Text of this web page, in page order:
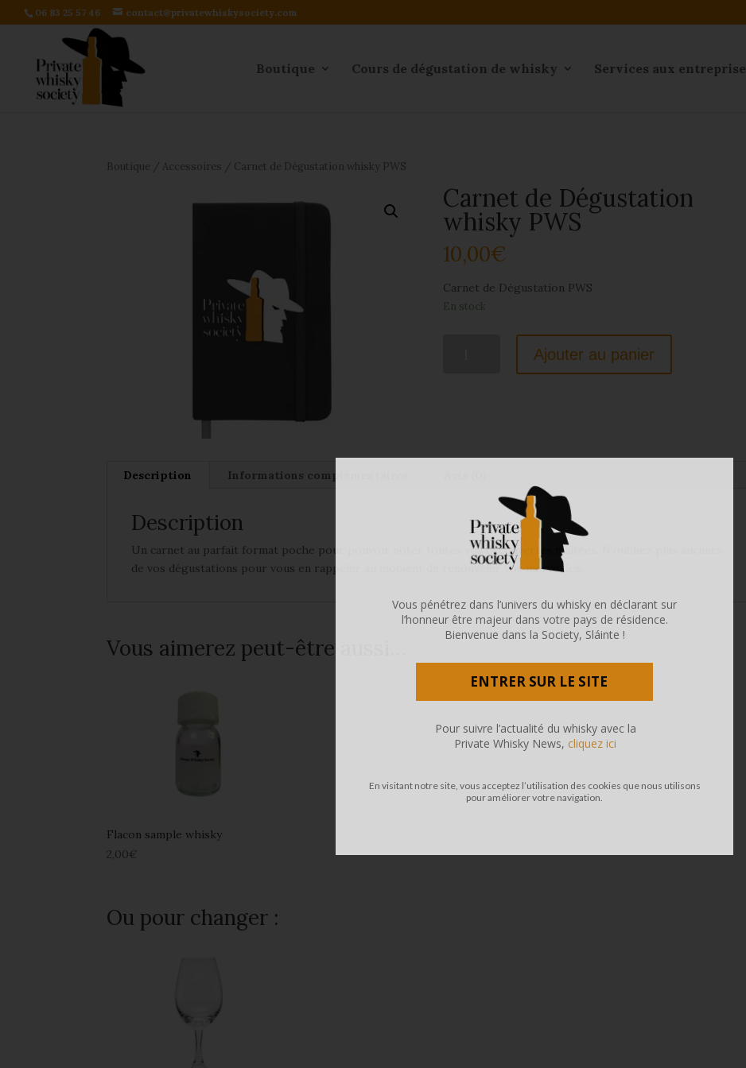
06 83 25 57 46 contact@privatewhiskysociety.com
Boutique Cours de dégustation de whisky Services aux entreprise
Boutique / Accessoires / Carnet de Dégustation whisky PWS
Carnet de Dégustation
whisky PWS
10,00€
Carnet de Dégustation PWS
En stock
Ajouter au panier
Description Informations complémentaires
Description
Un carnet au parfait format poche pour pouvoir noter toutes vos découvertes maltées. N’oubliez plus aucunes
de vos dégustations pour vous en rappeler au moment de renouveler vos merveilles.
Vous aimerez peut-être aussi…
Flacon sample whisky
2,00€
Ou pour changer :
Vous pénétrez dans l’univers du whisky en déclarant sur
l’honneur être majeur dans votre pays de résidence.
Bienvenue dans la Society, Sláinte !
ENTRER SUR LE SITE
En visitant notre site, vous acceptez l’utilisation des cookies que nous utilisons
pour améliorer votre navigation.
Pour suivre l’actualité du whisky avec la
Private Whisky News, cliquez ici